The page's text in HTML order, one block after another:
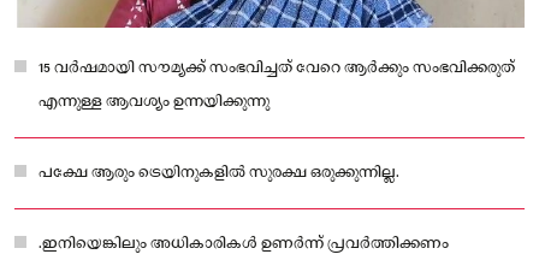
15 വർഷമായി സൗമ്യക്ക് സംഭവിച്ചത് വേറെ ആർക്കും സംഭവിക്കരുത്
എന്നുള്ള ആവശ്യം ഉന്നയിക്കുന്നു
പക്ഷേ ആരും ട്രെയിനുകളിൽ സുരക്ഷ ഒരുക്കുന്നില്ല.
.ഇനിയെങ്കിലും അധികാരികൾ ഉണർന്ന് പ്രവർത്തിക്കണം